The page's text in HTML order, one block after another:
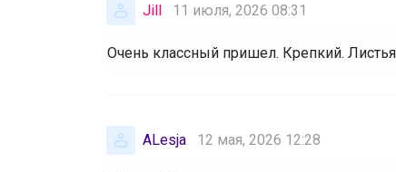
Jill 11 июля, 2026 08:31
Очень классный пришел. Крепкий.
ALesja 12 мая, 2026 12:28